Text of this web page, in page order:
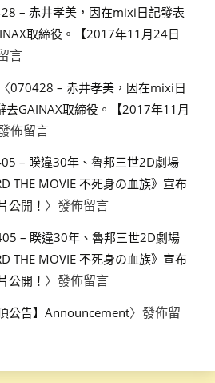
– 赤井孝美，因在mixi日記發表
取締役。【2017年11月24日
言
070428 – 赤井孝美，因在mixi日
去GAINAX取締役。【2017年11月
佈留言
– 睽違30年、魯邦三世2D劇場
THE MOVIE 不死身の血族》宣布
公開！ 〉發佈留言
– 睽違30年、魯邦三世2D劇場
THE MOVIE 不死身の血族》宣布
公開！ 〉發佈留言
頂公告】Announcement〉發佈留